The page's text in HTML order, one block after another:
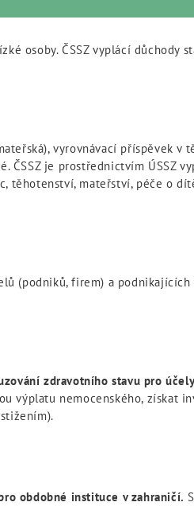
osoby. ČSSZ vyplácí důchody
vyrovnávací příspěvek v
ČSSZ je prostřednictvím ÚSSZ
těhotenství, mateřství, péče o
(podniků, firem) a podnikajících
zdravotního stavu pro
výplatu nemocenského, získat
obdobné instituce v zahraničí.